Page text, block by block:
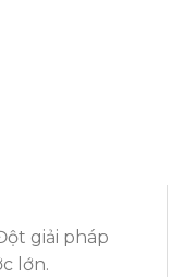
giải pháp
lớn.